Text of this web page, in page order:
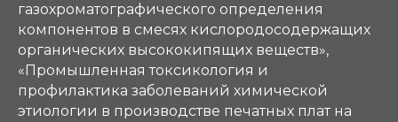
газохроматографического определения
компонентов в смесях кислородосодержащих
органических высококипящих веществ»,
«Промышленная токсикология и
профилактика заболеваний химической
этиологии в производстве печатных плат на